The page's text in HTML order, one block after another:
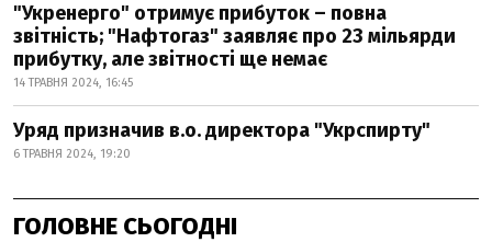
"Укренерго" отримує прибуток – повна
звітність; "Нафтогаз" заявляє про 23 мільярди
прибутку, але звітності ще немає
14 ТРАВНЯ 2024, 16:45
Уряд призначив в.о. директора "Укрспирту"
6 ТРАВНЯ 2024, 19:20
ГОЛОВНЕ СЬОГОДНІ